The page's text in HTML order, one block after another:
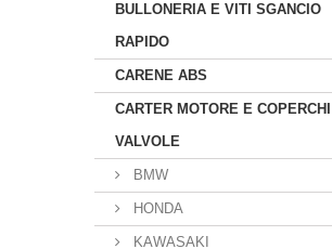
BULLONERIA E VITI SGANCIO
RAPIDO
CARENE ABS
CARTER MOTORE E COPERCHI
VALVOLE
BMW
HONDA
KAWASAKI